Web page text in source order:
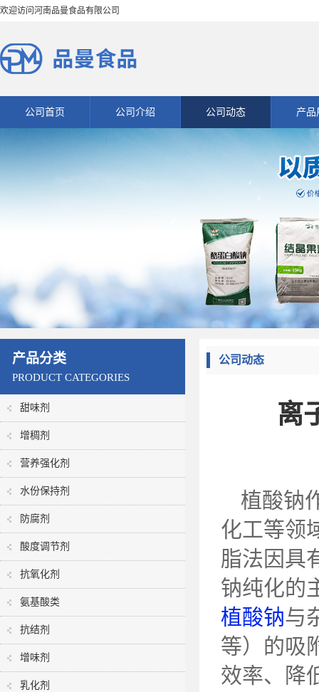
欢迎访问河南品曼食品有限公司
公司首页 公司介绍 公司动态 产品
产品分类
PRODUCT CATEGORIES
甜味剂
增稠剂
营养强化剂
水份保持剂
防腐剂
酸度调节剂
抗氧化剂
氨基酸类
抗结剂
增味剂
乳化剂
公司动态
离
植酸钠
化工等领
脂法因具
钠纯化的
植酸钠与
等）的吸
效率、降